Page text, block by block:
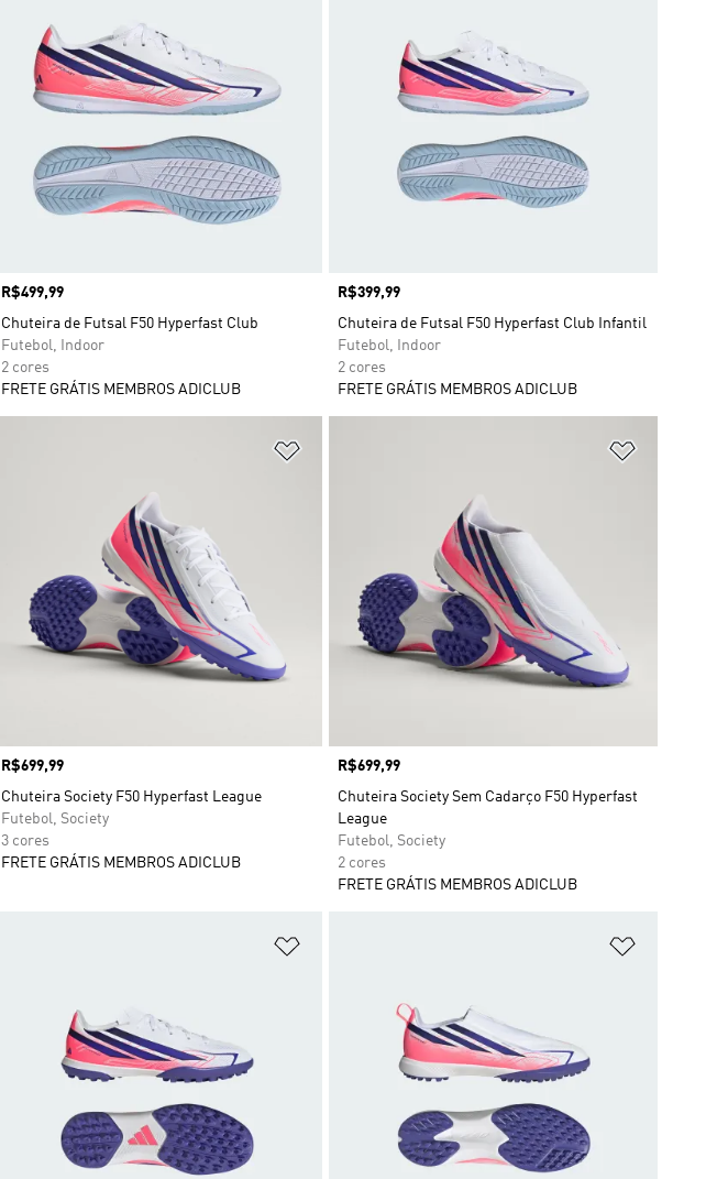
Preço
R$499,99
Chuteira de Futsal F50 Hyperfast Club
Futebol, Indoor
2 cores
FRETE GRÁTIS MEMBROS ADICLUB
Preço
R$399,99
Chuteira de Futsal F50 Hyperfast Club Infantil
Futebol, Indoor
2 cores
FRETE GRÁTIS MEMBROS ADICLUB
Preço
R$699,99
Chuteira Society F50 Hyperfast League
Futebol, Society
3 cores
FRETE GRÁTIS MEMBROS ADICLUB
Preço
R$699,99
Chuteira Society Sem Cadarço F50 Hyperfast
League
Futebol, Society
2 cores
FRETE GRÁTIS MEMBROS ADICLUB